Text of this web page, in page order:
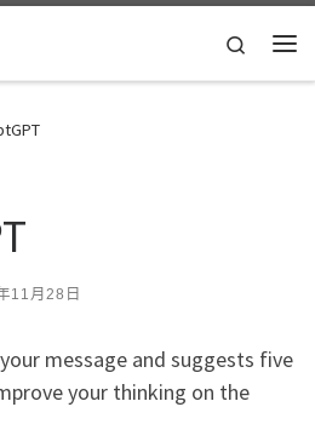
Search
11月28日
message and suggests five
your thinking on the